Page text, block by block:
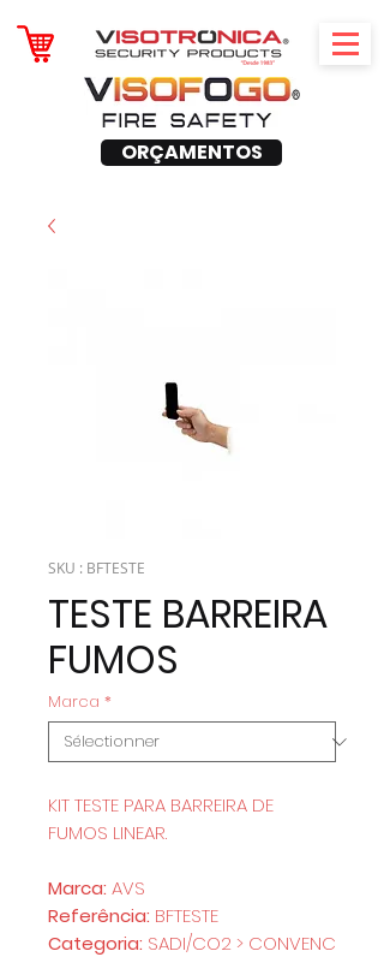
ORÇAMENTOS
SKU : BFTESTE
TESTE BARREIRA
FUMOS
Marca *
KIT TESTE PARA BARREIRA DE
FUMOS LINEAR.
Marca: AVS
Referência: BFTESTE
Categoria: SADI/CO2 > CONVENC